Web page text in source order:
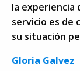
la experiencia
servicio es de
su situación
Gloria Galvez